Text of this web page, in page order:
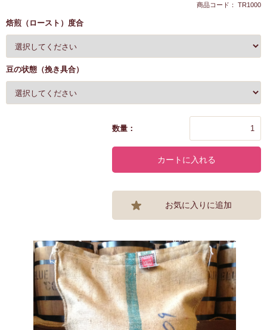
商品コード： TR1000
焙煎（ロースト）度合
豆の状態（挽き具合）
数量：
カートに入れる
お気に入りに追加